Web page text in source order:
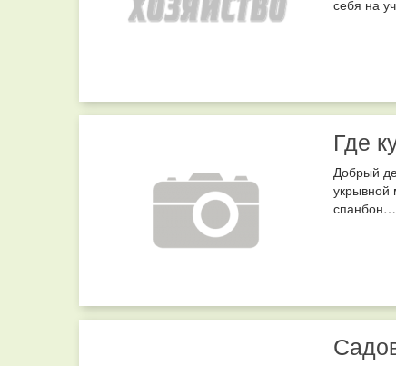
себя на
Где
Добрый
укрывной